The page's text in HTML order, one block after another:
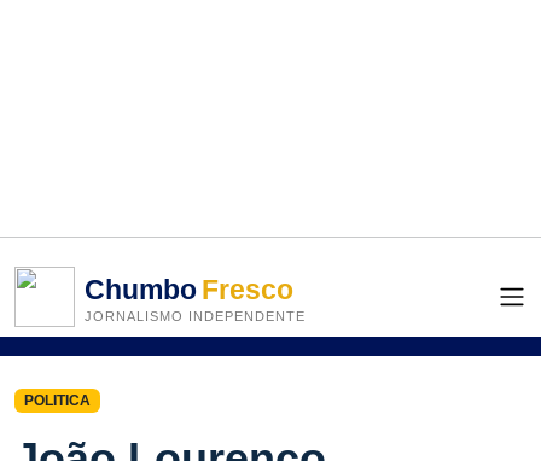
ChumboFresco
JORNALISMO INDEPENDENTE
POLITICA